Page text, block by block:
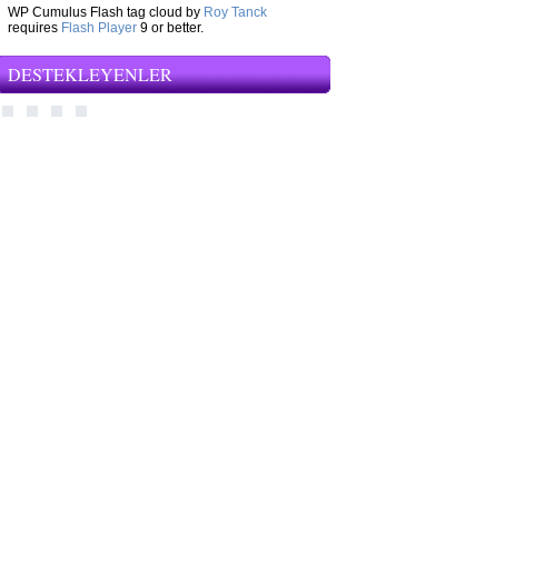
WP Cumulus Flash tag cloud by Roy Tanck
requires Flash Player 9 or better.
DESTEKLEYENLER